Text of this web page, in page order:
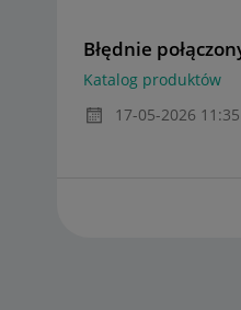
Błędnie
Katalog produktów
‎17-05-2026 11:35